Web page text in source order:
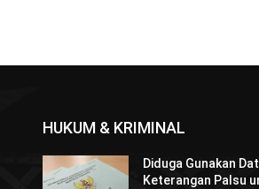
HUKUM & KRIMINAL
Diduga Gunakan
Keterangan Palsu